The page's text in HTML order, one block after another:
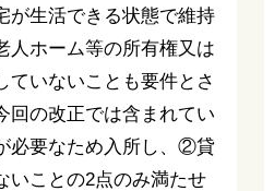
が生活できる状態で維持
人ホーム等の所有権又は
ていないことも要件とさ
回の改正では含まれてい
必要なため入所し、②貸
いことの2点のみ満たせ